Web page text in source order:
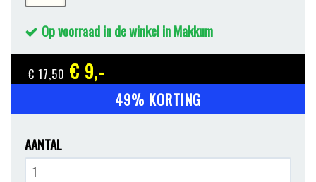
Op voorraad in de winkel in Makkum
€ 17,50 € 9,-
49% KORTING
AANTAL